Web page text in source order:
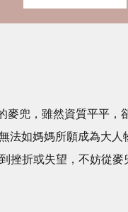
兜，雖然資質平平，
如媽媽所願成為大人
折或失望，不妨從麥